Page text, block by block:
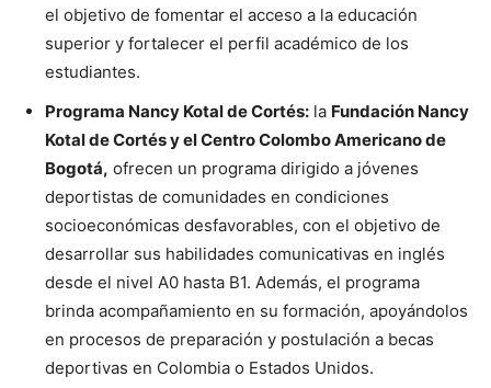
el objetivo de fomentar el acceso a la educación
superior y fortalecer el perfil académico de los
estudiantes.
Programa Nancy Kotal de Cortés: la Fundación Nancy
Kotal de Cortés y el Centro Colombo Americano de
Bogotá, ofrecen un programa dirigido a jóvenes
deportistas de comunidades en condiciones
socioeconómicas desfavorables, con el objetivo de
desarrollar sus habilidades comunicativas en inglés
desde el nivel A0 hasta B1. Además, el programa
brinda acompañamiento en su formación, apoyándolos
en procesos de preparación y postulación a becas
deportivas en Colombia o Estados Unidos.